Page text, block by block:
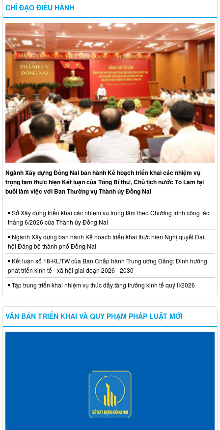
CHỈ ĐẠO ĐIỀU HÀNH
Ngành Xây dựng Đồng Nai ban hành Kế hoạch triển khai các nhiệm vụ
trọng tâm thực hiện Kết luận của Tổng Bí thư, Chủ tịch nước Tô Lâm tại
buổi làm việc với Ban Thường vụ Thành ủy Đồng Nai
Sở Xây dựng triển khai các nhiệm vụ trọng tâm theo Chương trình công tác
tháng 6/2026 của Thành ủy Đồng Nai
Ngành Xây dựng ban hành Kế hoạch triển khai thực hiện Nghị quyết Đại
hội Đảng bộ thành phố Đồng Nai
Kết luận số 18-KL/TW của Ban Chấp hành Trung ương Đảng: Định hướng
phát triển kinh tế - xã hội giai đoạn 2026 - 2030
Tập trung triển khai nhiệm vụ thúc đẩy tăng trưởng kinh tế quý II/2026
VĂN BẢN TRIỂN KHAI VÀ QUY PHẠM PHÁP LUẬT MỚI